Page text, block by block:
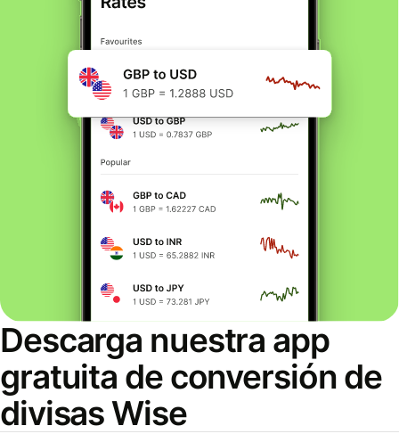
Descarga nuestra app
gratuita de conversión de
divisas Wise